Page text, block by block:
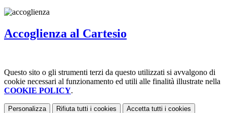
Accoglienza al Cartesio
Questo sito o gli strumenti terzi da questo utilizzati si avvalgono di
cookie necessari al funzionamento ed utili alle finalità illustrate nella
COOKIE POLICY.
Personalizza Rifiuta tutti i cookies Accetta tutti i cookies